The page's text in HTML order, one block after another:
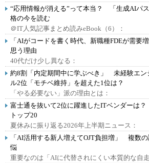
“応用情報が消える”って本当？ 「生成AIパ
格の今を読む
＠IT人気記事まとめ読みeBook（6）：
「AIがコードを書く時代、新職種FDEが需
思う理由
40代だけ少し異なる：
約8割「内定期間中に学ぶべき」 未経験エン
ル2位「モチベ維持」を超えた1位は？
「やる必要ない」派の理由とは：
富士通を抜いて2位に躍進したITベンダーは
トップ20
夏休みに振り返る2026年上半期ニュース：
「AI活用する新人増えてOJT負担増」 複数
悩
重要なのは「AIに代替されにくい本質的な自